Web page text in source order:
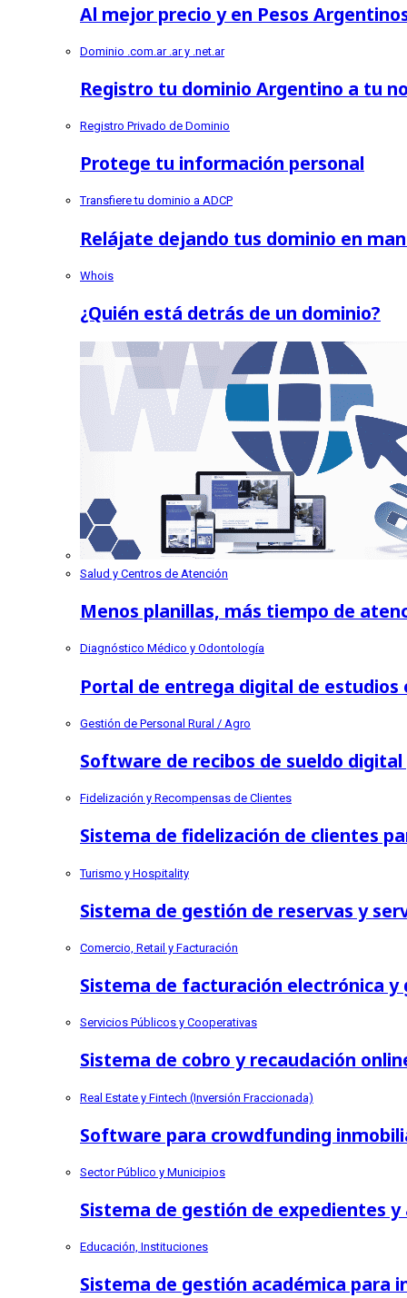
Al mejor precio y en Pesos
Dominio .com.ar .ar y .net.ar
Registro tu dominio Argentino a tu
Registro Privado de Dominio
Protege tu información personal
Transfiere tu dominio a ADCP
Relájate dejando tus dominio en
Whois
¿Quién está detrás de un dominio?
Salud y Centros de Atención
Menos planillas, más tiempo de
Diagnóstico Médico y Odontología
Portal de entrega digital de estudios
Gestión de Personal Rural / Agro
Software de recibos de sueldo
Fidelización y Recompensas de Clientes
Sistema de fidelización de clientes
Turismo y Hospitality
Sistema de gestión de reservas y
Comercio, Retail y Facturación
Sistema de facturación electrónica y
Servicios Públicos y Cooperativas
Sistema de cobro y recaudación
Real Estate y Fintech (Inversión Fraccionada)
Software para crowdfunding
Sector Público y Municipios
Sistema de gestión de expedientes
Educación, Instituciones
Sistema de gestión académica para